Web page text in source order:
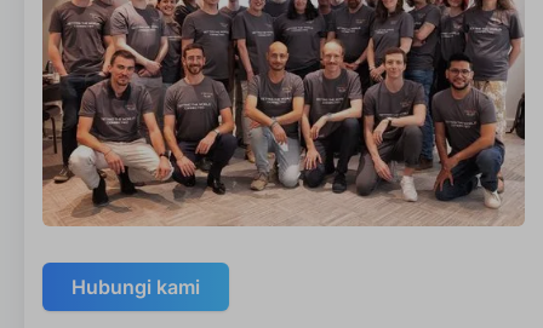
Hubungi kami